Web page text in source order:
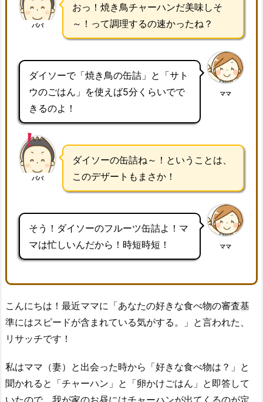
パパ
おっ！焼き鳥チャーハンだ美味しそ
～！って調理するの速かったね？
ダイソーで「焼き鳥の缶詰」と「サト
ウのごはん」を使えば5分くらいでで
きるのよ！
ママ
パパ
ダイソーの缶詰ね～！ということは、
このデザートもまさか！
そう！ダイソーのフルーツ缶詰よ！マ
マは忙しいんだから！時短時短！
ママ
こんにちは！最近ママに「あなたの好きな食べ物の審査基
準にはスピードが含まれている気がする。」と言われた、
リサッチです！
私はママ（妻）と出会った時から「好きな食べ物は？」と
聞かれると「チャーハン」と「卵かけごはん」と即答して